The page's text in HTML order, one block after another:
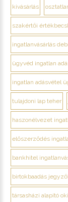
kivásárlás
szakértői
ingatlanvásárlás
ügyvéd ingatlan
ingatlan adásvétel
tulajdoni lap teher
haszonélvezet
előszerződés
bankhitel
birtokbaadás
társasházi alapító